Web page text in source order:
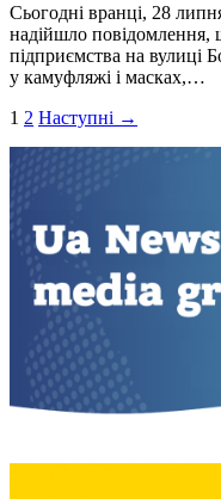
Сьогодні вранці, 28
надійшло повідомлення,
підприємства на вулиці
у камуфляжі і масках,…
Пагінація
записів
1 2 Наступні →